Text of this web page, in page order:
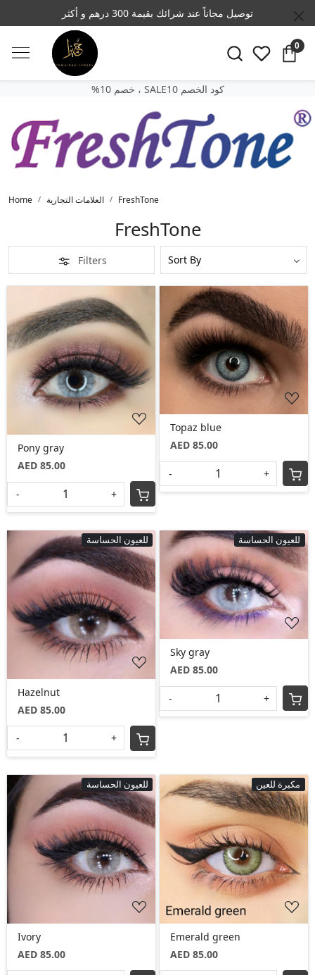
توصيل مجاناً عند شرائك بقيمة 300 درهم و أكثر
0
‎%‎خصم 10 ، SALE10 كود الخصم
Home العلامات التجارية FreshTone
FreshTone
Filters
Loading...
Pony gray
AED 85.00
- +
Loading...
Topaz blue
AED 85.00
- +
للعيون الحساسة
Loading...
Hazelnut
AED 85.00
- +
للعيون الحساسة
Loading...
Sky gray
AED 85.00
- +
للعيون الحساسة
Loading...
Ivory
AED 85.00
مكبرة للعين
Loading...
Emerald green
AED 85.00